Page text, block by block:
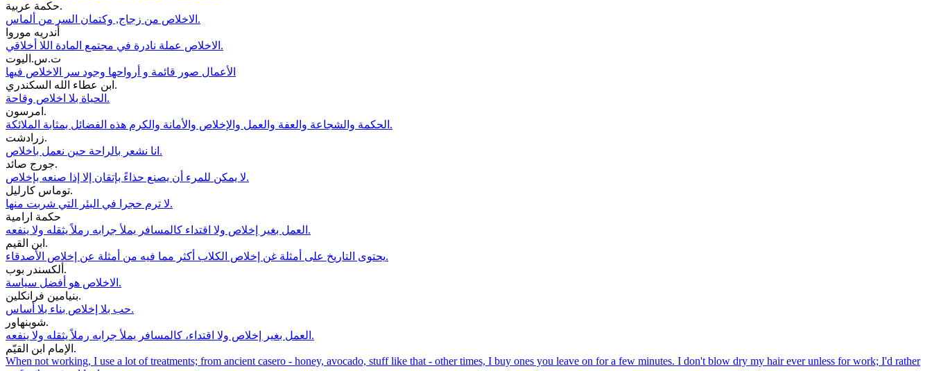
حكمة عربية.
الاخلاص من زجاج, وكتمان السر من ألماس.
أندريه موروا
الاخلاص عملة نادرة في مجتمع المادة اللا أخلاقي.
ت.س.اليوت
الأعمال صور قائمة و أرواحها وجود سر الاخلاص فيها
ابن عطاء الله السكندري.
الحياة بلا اخلاص وقاحة.
امرسون.
الحكمة والشجاعة والعفة والعمل والإخلاص والأمانة والكرم هذه الفضائل بمثابة الملائكة.
زرادشت.
انا نشعر بالراحة حين نعمل باخلاص.
جورج صائد.
لا يمكن للمرء أن يصنع حذاءً بإتقان إلا إذا صنعه بإخلاص.
توماس كارليل.
لا ترم حجرا في البئر التي شربت منها.
حكمة ارامية
العمل بغير إخلاص ولا اقتداء كالمسافر يملأ جرابه رملاً يثقله ولا ينفعه.
ابن القيم.
يحتوى التاريخ على أمثلة غن إخلاص الكلاب أكثر مما فيه من أمثلة عن إخلاص الأصدقاء.
ألكسندر بوب.
الاخلاص هو أفضل سياسة.
بنيامين فرانكلين.
حب بلا إخلاص بناء بلا أساس.
شوبنهاور.
العمل بغير إخلاص ولا اقتداء، كالمسافر يملأ جرابه رملاً يثقله ولا ينفعه.
الإمام ابن القيّم.
When not working, I use a lot of treatments; from ancient casero - honey, avocado, stuff like that - other times, I buy ones you leave on for a few minutes. I don't blow dry my hair ever unless for work; I'd rather